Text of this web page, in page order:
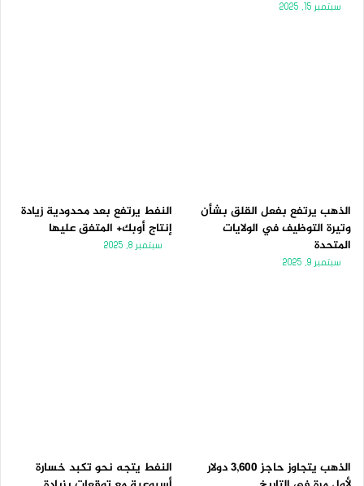
سبتمبر 15, 2025
الذهب يرتفع بفعل القلق بشأن
وتيرة التوظيف في الولايات
المتحدة
سبتمبر 9, 2025
النفط يرتفع بعد محدودية زيادة
إنتاج أوبك+ المتفق عليها
سبتمبر 8, 2025
الذهب يتجاوز حاجز 3,600 دولار
النفط يتجه نحو تكبد خسارة